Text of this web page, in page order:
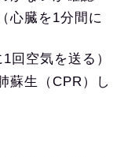
心臓を1分間に
回空気を送る）
蘇生（CPR）し